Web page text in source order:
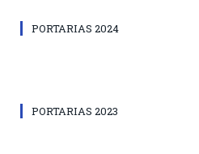
PORTARIAS 2024
PORTARIAS 2023